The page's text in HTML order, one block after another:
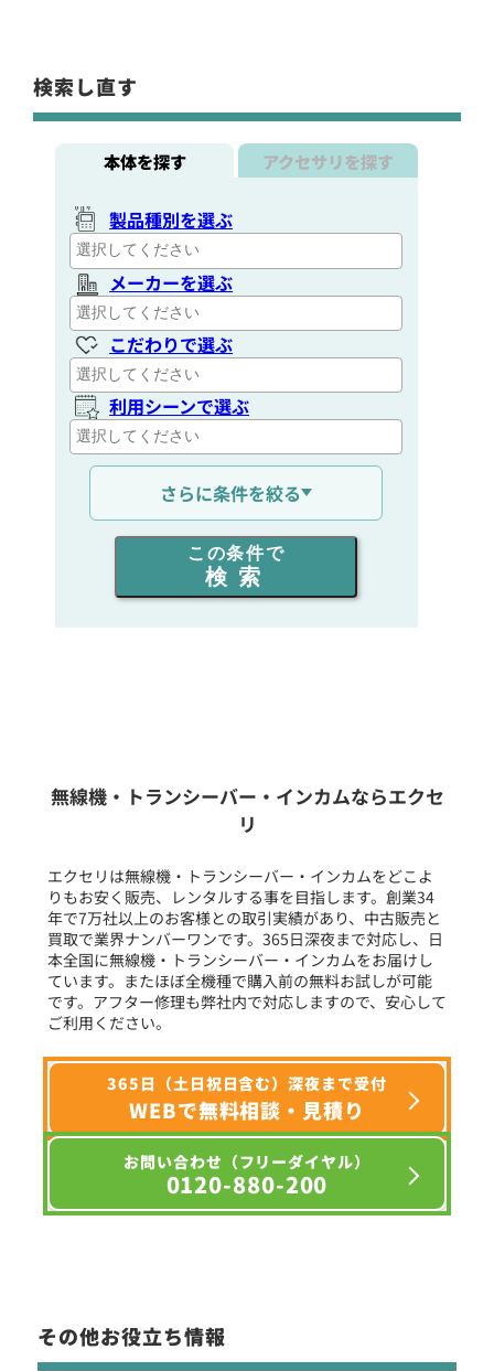
検索し直す
本体を探す アクセサリを探す
製品種別を選ぶ
メーカーを選ぶ
こだわりで選ぶ
利用シーンで選ぶ
通信距離を選ぶ
出力を選ぶ
同時通話人数を選ぶ
フリーワード入力(製品名等)
選択条件をリセット
さらに条件を絞る
この条件で
検索
無線機・トランシーバー・インカムならエクセ
リ
エクセリは無線機・トランシーバー・インカムをどこよ
りもお安く販売、レンタルする事を目指します。創業34
年で7万社以上のお客様との取引実績があり、中古販売と
買取で業界ナンバーワンです。365日深夜まで対応し、日
本全国に無線機・トランシーバー・インカムをお届けし
ています。またほぼ全機種で購入前の無料お試しが可能
です。アフター修理も弊社内で対応しますので、安心して
ご利用ください。
365日（土日祝日含む）深夜まで受付
WEBで無料相談・見積り
お問い合わせ（フリーダイヤル）
0120-880-200
その他お役立ち情報